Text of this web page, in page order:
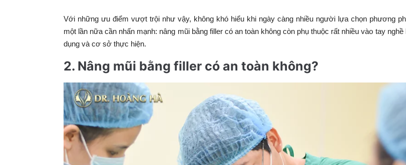
Với những ưu điểm vượt trội như vậy, không khó hiểu khi ngày càng nhiều người lựa chọn phương
một lần nữa cần nhấn mạnh: nâng mũi bằng filler có an toàn không còn phụ thuộc rất nhiều vào tay
dụng và cơ sở thực hiện.
2. Nâng mũi bằng filler có an toàn không?